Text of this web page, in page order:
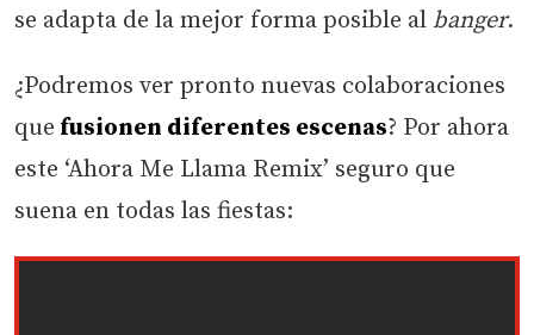
se adapta de la mejor forma posible al banger.
¿Podremos ver pronto nuevas colaboraciones
que fusionen diferentes escenas? Por ahora
este ‘Ahora Me Llama Remix’ seguro que
suena en todas las fiestas: